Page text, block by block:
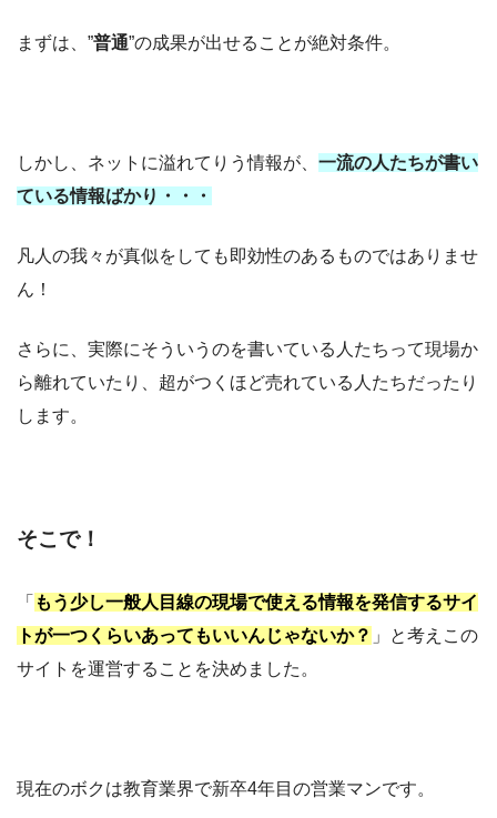
まずは、”普通”の成果が出せることが絶対条件。
しかし、ネットに溢れてりう情報が、 一流の人たちが書い
ている情報ばかり・・・
凡人の我々が真似をしても即効性のあるものではありませ
ん！
さらに、実際にそういうのを書いている人たちって現場か
ら離れていたり、超がつくほど売れている人たちだったり
します。
そこで！
「 もう少し一般人目線の現場で使える情報を発信するサイ
トが一つくらいあってもいいんじゃないか？ 」と考えこの
サイトを運営することを決めました。
現在のボクは教育業界で新卒4年目の営業マンです。